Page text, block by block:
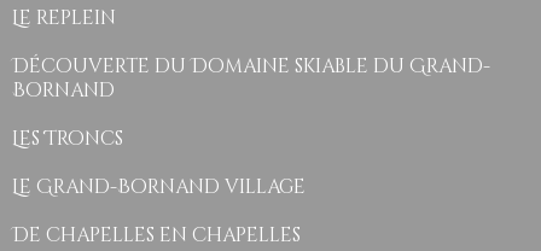
Le replein
Découverte du Domaine skiable du Grand-
Bornand
Les Troncs
Le Grand-Bornand village
De chapelles en chapelles